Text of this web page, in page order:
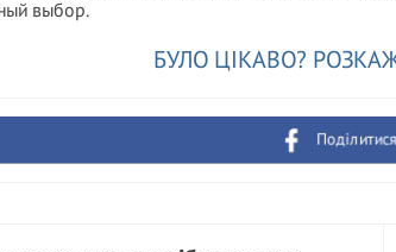
выбор.
БУЛО ЦІКАВО?